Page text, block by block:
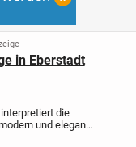
in Eberstadt
interpretiert die
und elegant